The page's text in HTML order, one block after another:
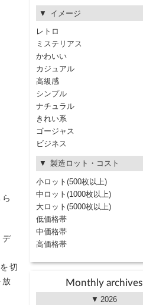
デ
切
イメージ
レトロ
ミステリアス
かわいい
カジュアル
高級感
シンプル
ナチュラル
きれい系
ゴージャス
ビジネス
製造ロット・コスト
小ロット(500枚以上)
中ロット(1000枚以上)
大ロット(5000枚以上)
低価格帯
中価格帯
高価格帯
Monthly archives
2026